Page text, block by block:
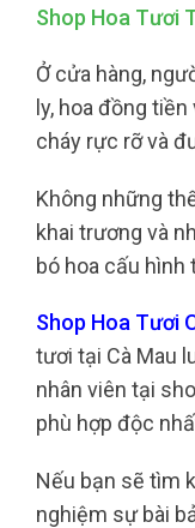
Shop Hoa Tươi
Ở cửa hàng,
ly, hoa đồng
cháy rực rỡ và
Không những
khai trương và
bó hoa cấu
Shop Hoa Tươi
tươi tại Cà Mau
nhân viên tại
phù hợp độc
Nếu bạn sẽ tìm
nghiệm sự bài